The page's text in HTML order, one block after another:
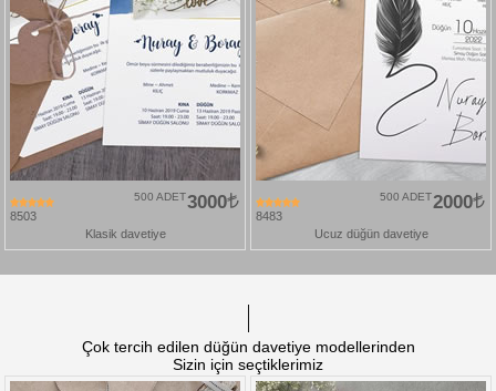
8503
3000
500 ADET
Klasik davetiye
8483
2000
500 ADET
Ucuz düğün davetiye
Çok tercih edilen düğün davetiye modellerinden
Sizin için seçtiklerimiz